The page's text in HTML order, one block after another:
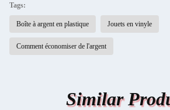
Tags:
Boîte à argent en plastique Jouets en vinyle
Comment économiser de l'argent
Similar